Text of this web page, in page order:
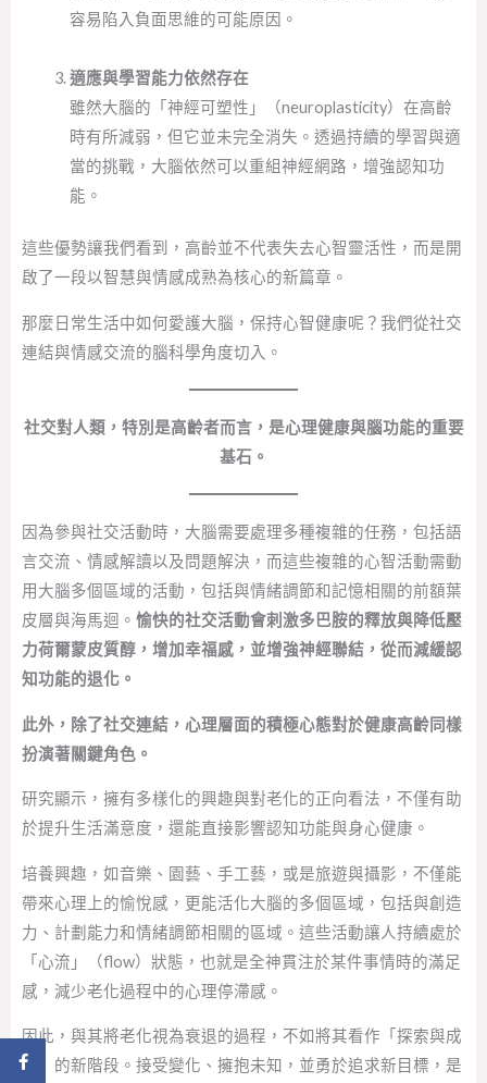
容易陷入負面思維的可能原因。
適應與學習能力依然存在
雖然大腦的「神經可塑性」（neuroplasticity）在高齡
時有所減弱，但它並未完全消失。透過持續的學習與適
當的挑戰，大腦依然可以重組神經網路，增強認知功
能。
這些優勢讓我們看到，高齡並不代表失去心智靈活性，而是開
啟了一段以智慧與情感成熟為核心的新篇章。
那麼日常生活中如何愛護大腦，保持心智健康呢？我們從社交
連結與情感交流的腦科學角度切入。
社交對人類，特別是高齡者而言，是心理健康與腦功能的重要
基石。
因為參與社交活動時，大腦需要處理多種複雜的任務，包括語
言交流、情感解讀以及問題解決，而這些複雜的心智活動需動
用大腦多個區域的活動，包括與情緒調節和記憶相關的前額葉
皮層與海馬迴。 愉快的社交活動會刺激多巴胺的釋放與降低壓
力荷爾蒙皮質醇，增加幸福感，並增強神經聯結，從而減緩認
知功能的退化。
此外，除了社交連結，心理層面的積極心態對於健康高齡同樣
扮演著關鍵角色。
研究顯示，擁有多樣化的興趣與對老化的正向看法，不僅有助
於提升生活滿意度，還能直接影響認知功能與身心健康。
培養興趣，如音樂、園藝、手工藝，或是旅遊與攝影，不僅能
帶來心理上的愉悅感，更能活化大腦的多個區域，包括與創造
力、計劃能力和情緒調節相關的區域。這些活動讓人持續處於
「心流」（flow）狀態，也就是全神貫注於某件事情時的滿足
感，減少老化過程中的心理停滯感。
因此，與其將老化視為衰退的過程，不如將其看作「探索與成
長」的新階段。接受變化、擁抱未知，並勇於追求新目標，是
分享到 Facebook